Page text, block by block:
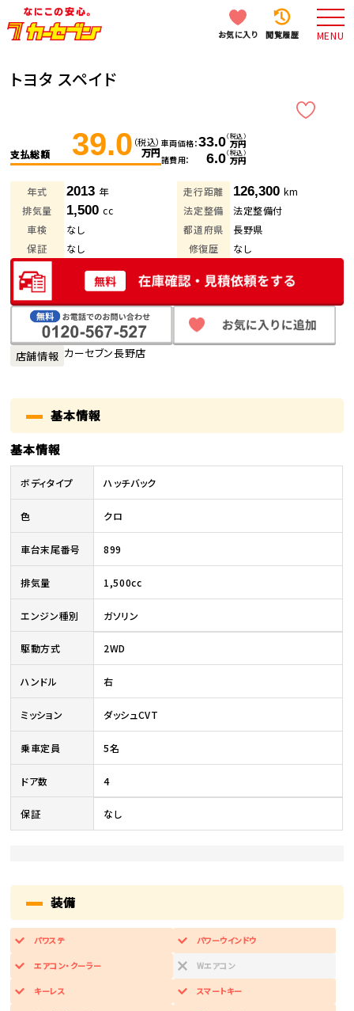
お気に入り 閲覧履歴 MENU
トヨタ スペイド
支払総額 39.0 （税込）
万円
車両価格 33.0（税込）
万円
諸費用
6.0（税込）
万円
年式 2013 年 走行距離 126,300 km
排気量
1,500cc 法定整備
法定整備付
車検
なし 都道府県
長野県
保証
なし 修復歴 なし
店舗情報 カーセブン長野店
基本情報
基本情報
ボディタイプ ハッチバック
色 クロ
車台末尾番号 899
排気量 1,500cc
エンジン種別 ガソリン
駆動方式 2WD
ハンドル 右
ミッション ダッシュCVT
乗車定員 5名
ドア数 4
保証 なし
装備
パワステ パワーウインドウ
エアコン・クーラー Wエアコン
キーレス スマートキー